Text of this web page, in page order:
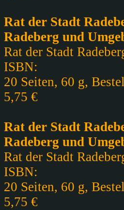
Rat der Stadt
Radeberg und
Rat der Stadt
ISBN:
20 Seiten, 60 g,
5,75 €
Rat der Stadt
Radeberg und
Rat der Stadt
ISBN:
20 Seiten, 60 g,
5,75 €